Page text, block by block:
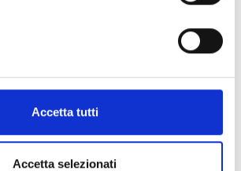
Accetta tutti
Accetta selezionati